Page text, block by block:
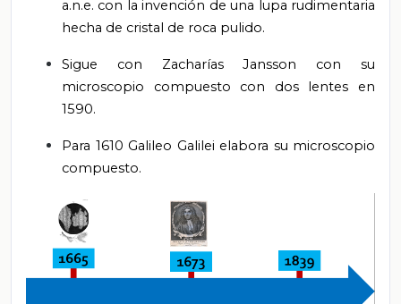
a.n.e. con la invención de una lupa rudimentaria
hecha de cristal de roca pulido.
Sigue con Zacharías Jansson con su
microscopio compuesto con dos lentes en
1590.
Para 1610 Galileo Galilei elabora su microscopio
compuesto.